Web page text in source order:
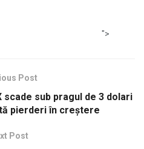
">
Post
scade sub pragul de 3 dolari
pierderi în creștere
Post